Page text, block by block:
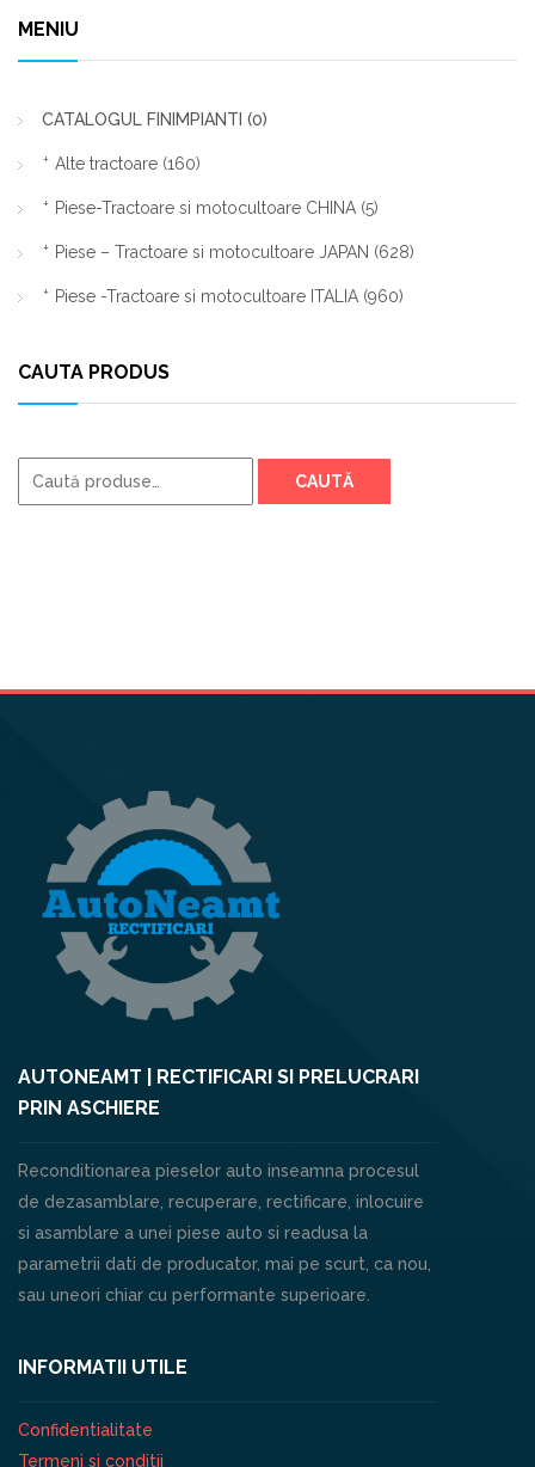
MENIU
CATALOGUL FINIMPIANTI (0)
Alte tractoare (160)
Piese-Tractoare si motocultoare CHINA (5)
Piese – Tractoare si motocultoare JAPAN (628)
Piese -Tractoare si motocultoare ITALIA (960)
CAUTA PRODUS
Caută
după:
CAUTĂ
AUTONEAMT | RECTIFICARI SI PRELUCRARI
PRIN ASCHIERE
Reconditionarea pieselor auto inseamna procesul
de dezasamblare, recuperare, rectificare, inlocuire
si asamblare a unei piese auto si readusa la
parametrii dati de producator, mai pe scurt, ca nou,
sau uneori chiar cu performante superioare.
INFORMATII UTILE
Confidentialitate
Termeni si conditii